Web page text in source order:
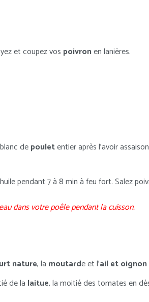
et coupez vos poivronen lanières.
depouletentier après l’avoir
pendant 7 à 8 min à feu fort. Salez
dans votre poêle pendant la cuisson.
nature, la moutarde et l’ail et
de la laitue, la moitié des tomates en